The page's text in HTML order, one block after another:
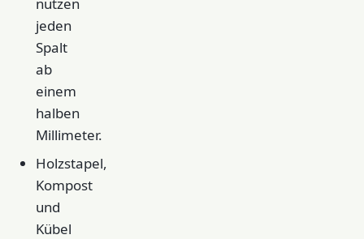
nutzen
jeden
Spalt
ab
einem
halben
Millimeter.
Holzstapel,
Kompost
und
Kübel